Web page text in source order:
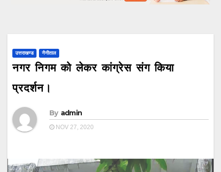
उत्तराखण्ड नैनीताल
नगर निगम को लेकर कांग्रेस संग किया
प्रदर्शन।
By admin
NOV 27, 2020